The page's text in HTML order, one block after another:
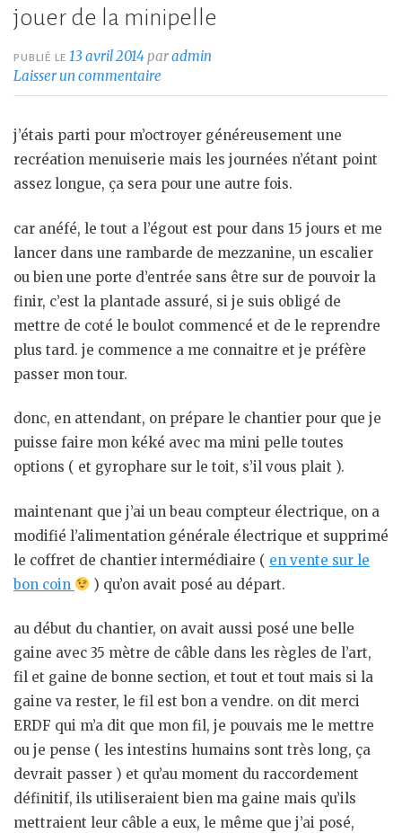
jouer de la minipelle
PUBLIÉ LE 13 avril 2014paradmin
Laisser un commentaire
j’étais parti pour m’octroyer généreusement une
recréation menuiserie mais les journées n’étant point
assez longue, ça sera pour une autre fois.
car anéfé, le tout a l’égout est pour dans 15 jours et me
lancer dans une rambarde de mezzanine, un escalier
ou bien une porte d’entrée sans être sur de pouvoir la
finir, c’est la plantade assuré, si je suis obligé de
mettre de coté le boulot commencé et de le reprendre
plus tard. je commence a me connaitre et je préfère
passer mon tour.
donc, en attendant, on prépare le chantier pour que je
puisse faire mon kéké avec ma mini pelle toutes
options ( et gyrophare sur le toit, s’il vous plait ).
maintenant que j’ai un beau compteur électrique, on a
modifié l’alimentation générale électrique et supprimé
le coffret de chantier intermédiaire ( en vente sur le
bon coin
) qu’on avait posé au départ.
au début du chantier, on avait aussi posé une belle
gaine avec 35 mètre de câble dans les règles de l’art,
fil et gaine de bonne section, et tout et tout mais si la
gaine va rester, le fil est bon a vendre. on dit merci
ERDF qui m’a dit que mon fil, je pouvais me le mettre
ou je pense ( les intestins humains sont très long, ça
devrait passer ) et qu’au moment du raccordement
définitif, ils utiliseraient bien ma gaine mais qu’ils
mettraient leur câble a eux, le même que j’ai posé,